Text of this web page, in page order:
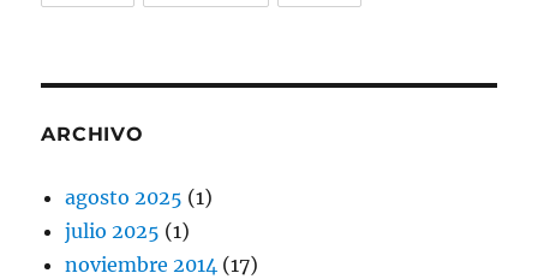
ARCHIVO
agosto 2025 (1)
julio 2025 (1)
noviembre 2014 (17)